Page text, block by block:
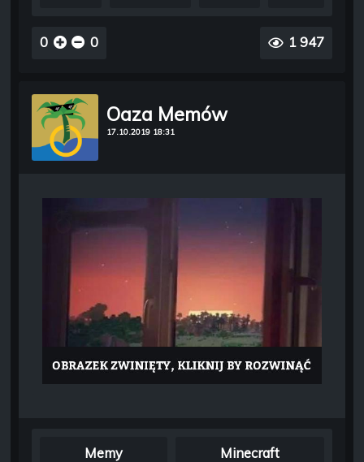
0 0 1 947
Oaza Memów
17.10.2019 18:31
Memy Minecraft